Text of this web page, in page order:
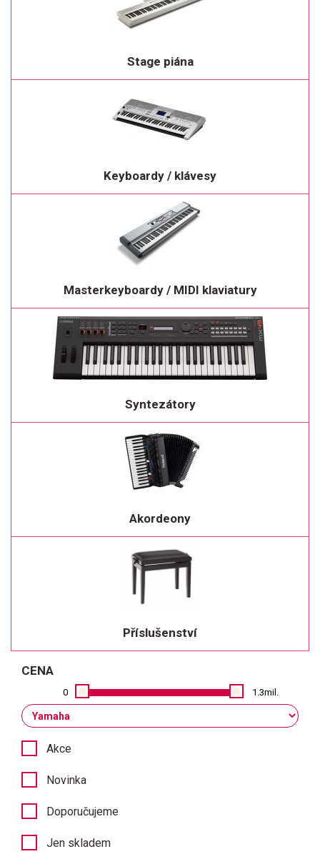
Stage piána
Keyboardy / klávesy
Masterkeyboardy / MIDI klaviatury
Syntezátory
Akordeony
Příslušenství
CENA
0 1.3mil.
Akce
Novinka
Doporučujeme
Jen skladem